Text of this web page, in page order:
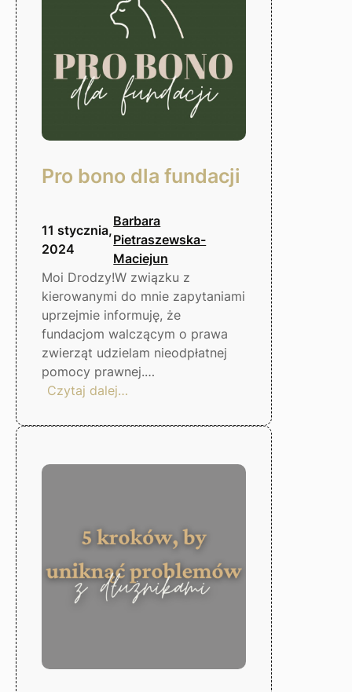
Pro bono dla fundacji
11 stycznia,
2024
Barbara
Pietraszewska-
Maciejun
Moi Drodzy!W związku z
kierowanymi do mnie zapytaniami
uprzejmie informuję, że
fundacjom walczącym o prawa
zwierząt udzielam nieodpłatnej
pomocy prawnej.…
Czytaj dalej…
bono
fundacji